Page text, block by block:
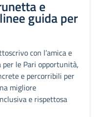
e
guida per
con l’amica e
le Pari opportunità,
e percorribili per
migliore
e rispettosa